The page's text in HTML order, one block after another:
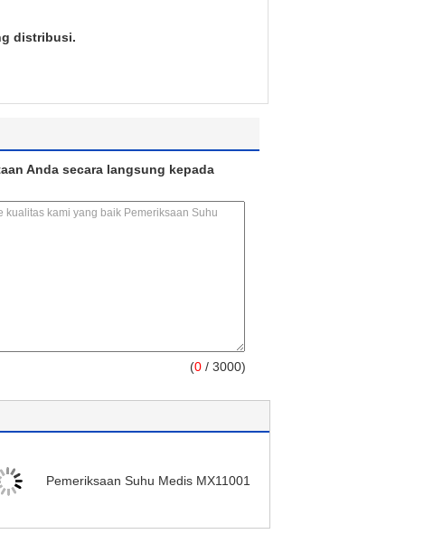
distribusi.
Anda secara langsung kepada
(0 / 3000)
Pemeriksaan Suhu Medis MX11001